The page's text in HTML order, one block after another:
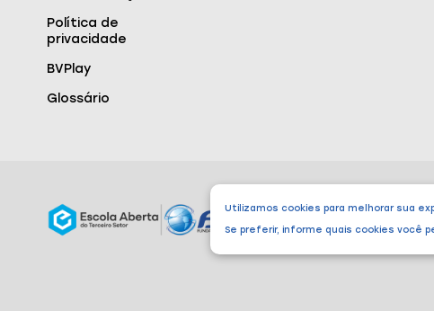
Utilizamos cookies para melhorar sua
Se preferir, informe quais cookies você
Política de
privacidade
BVPlay
Glossário